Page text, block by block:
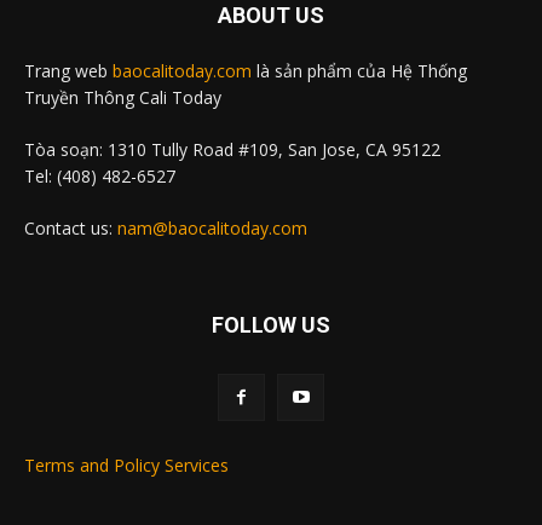
ABOUT US
Trang web baocalitoday.com là sản phẩm của Hệ Thống
Truyền Thông Cali Today
Tòa soạn: 1310 Tully Road #109, San Jose, CA 95122
Tel: (408) 482-6527
Contact us: nam@baocalitoday.com
FOLLOW US
Terms and Policy Services